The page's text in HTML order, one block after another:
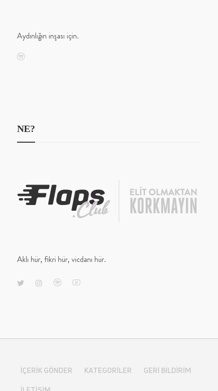
Aydınlığın inşası için.
NE?
Aklı hür, fikri hür, vicdanı hür.
İÇERIK GÖNDER KATEGORILER
GERI BILDIRIM